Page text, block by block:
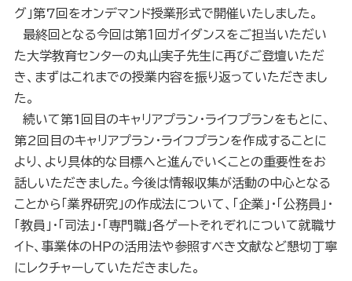
グ」第7回をオンデマンド授業形式で開催いたしました。
最終回となる今回は第１回ガイダンスをご担当いただい
た大学教育センターの丸山実子先生に再びご登壇いただ
き、まずはこれまでの授業内容を振り返っていただきまし
た。
続いて第1回目のキャリアプラン・ライフプランをもとに、
第2回目のキャリアプラン・ライフプランを作成することに
より、より具体的な目標へと進んでいくことの重要性をお
話しいただきました。今後は情報収集が活動の中心となる
ことから「業界研究」の作成法について、「企業」・「公務員」・
「教員」・「司法」・「専門職」各ゲートそれぞれについて就職サ
イト、事業体のＨＰの活用法や参照すべき文献など懇切丁寧
にレクチャーしていただきました。